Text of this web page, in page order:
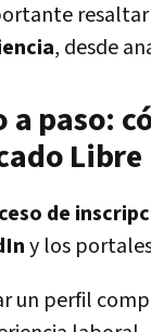
, desde
a paso:
Libre
de
y los
un perfil